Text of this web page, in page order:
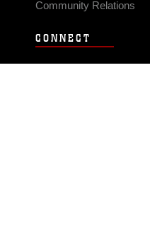
Community Relations
CONNECT
Contact Us